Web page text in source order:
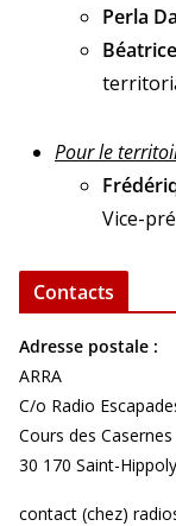
Perla
Pour le
Vice-
Contacts
Adresse postale :
ARRA
C/o Radio
Cours des Casernes
30 170 Saint-
contact (chez)